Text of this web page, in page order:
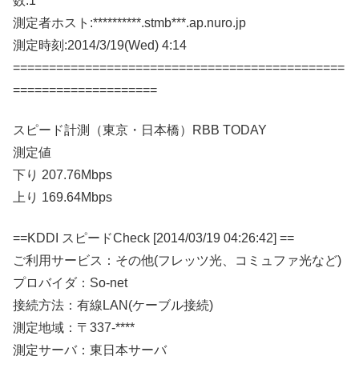
測定者ホスト:**********.stmb***.ap.nuro.jp
測定時刻:2014/3/19(Wed) 4:14
==============================================
====================
スピード計測（東京・日本橋）RBB TODAY
測定値
下り 207.76Mbps
上り 169.64Mbps
==KDDI スピードCheck [2014/03/19 04:26:42] ==
ご利用サービス：その他(フレッツ光、コミュファ光など)
プロバイダ：So-net
接続方法：有線LAN(ケーブル接続)
測定地域：〒337-****
測定サーバ：東日本サーバ